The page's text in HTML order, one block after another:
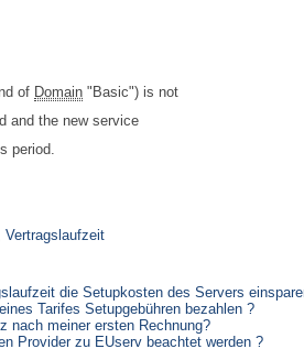
of Domain "Basic") is not
and the new service
period.
Vertragslaufzeit
die Setupkosten des Servers
Tarifes Setupgebühren bezahlen ?
nach meiner ersten Rechnung?
Provider zu EUserv beachtet werden ?